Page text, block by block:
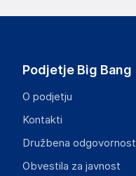
Podjetje Big Bang
O podjetju
Kontakti
Družbena odgovornost
Obvestila za javnost